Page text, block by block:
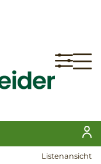
Listenansicht